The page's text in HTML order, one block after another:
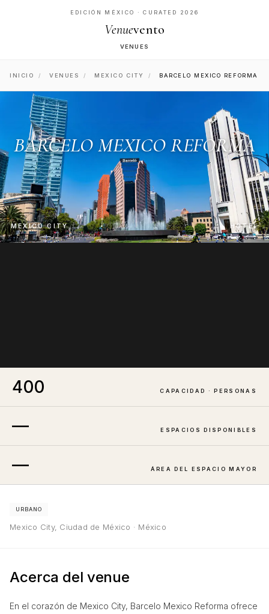
EDICIÓN MÉXICO · CURATED 2026
Venuevento
VENUES
INICIO / VENUES / MEXICO CITY / BARCELO MEXICO REFORMA
BARCELO MEXICO REFORMA
MEXICO CITY HOTEL
400 CAPACIDAD · PERSONAS
— ESPACIOS DISPONIBLES
— ÁREA DEL ESPACIO MAYOR
URBANO
Mexico City, Ciudad de México · México
Acerca del venue
En el corazón de Mexico City, Barcelo Mexico Reforma ofrece